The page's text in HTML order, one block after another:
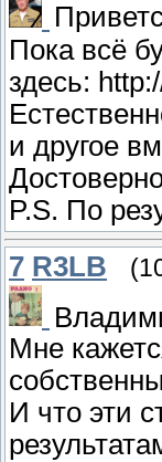
Пока всё
здесь:
и другое
P.S. По
7 R3LB
Мне
И что эти